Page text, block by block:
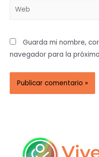
Guarda mi nombre,
navegador para la